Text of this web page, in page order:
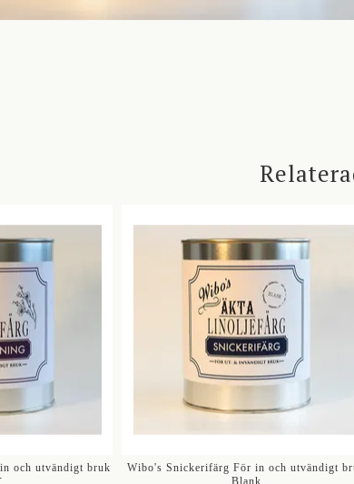
och utvändigt bruk
Wibo's Snickerifärg För in och utvändigt
Blank